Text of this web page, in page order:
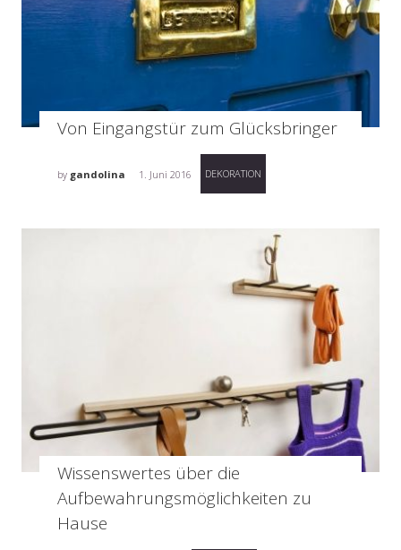
Von Eingangstür zum Glücksbringer
by gandolina 1. Juni 2016 DEKORATION
Wissenswertes über die
Aufbewahrungsmöglichkeiten zu
Hause